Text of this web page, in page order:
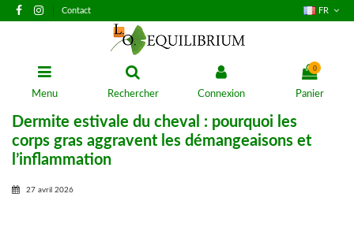
Contact FR
Menu Rechercher Connexion
0
Panier
Dermite estivale du cheval : pourquoi les
corps gras aggravent les démangeaisons et
l’inflammation
27 avril 2026